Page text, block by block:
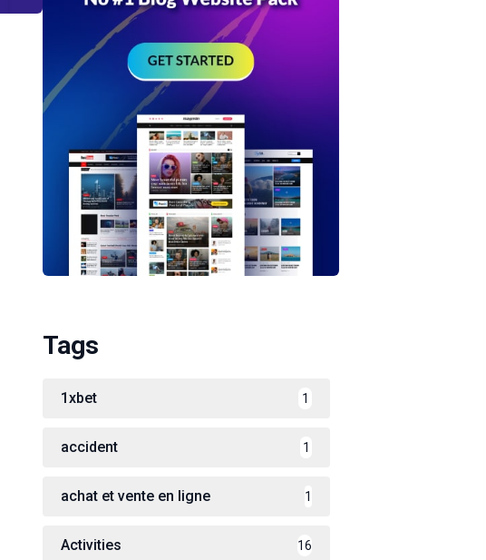
Tags
1xbet 1
accident 1
achat et vente en ligne 1
Activities 16